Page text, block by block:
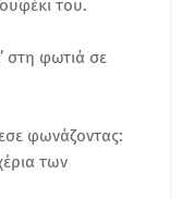
του.
στη φωτιά σε
φωνάζοντας:
των